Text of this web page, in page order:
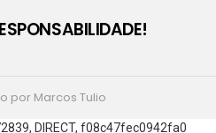
por Marcos Tulio
DIRECT, f08c47fec0942fa0